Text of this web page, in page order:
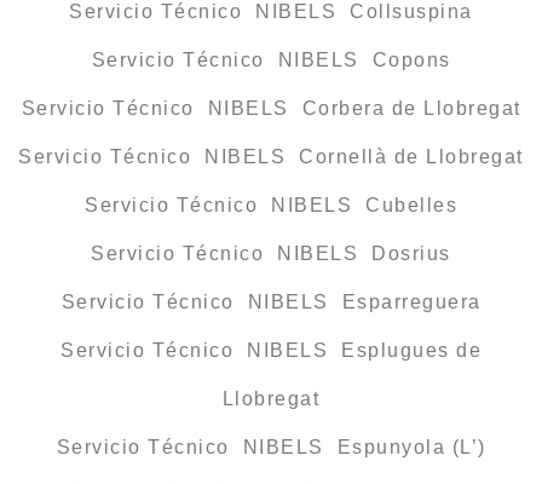
Servicio Técnico NIBELS Collsuspina
Servicio Técnico NIBELS Copons
Servicio Técnico NIBELS Corbera de Llobregat
Servicio Técnico NIBELS Cornellà de Llobregat
Servicio Técnico NIBELS Cubelles
Servicio Técnico NIBELS Dosrius
Servicio Técnico NIBELS Esparreguera
Servicio Técnico NIBELS Esplugues de
Llobregat
Servicio Técnico NIBELS Espunyola (L’)